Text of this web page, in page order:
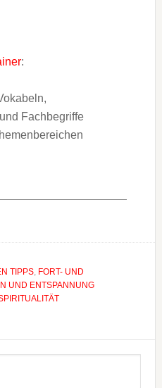
:
Fachbegriffe
TIPPS, FORT- UND
UND ENTSPANNUNG